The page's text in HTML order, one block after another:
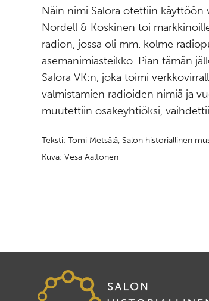
Näin nimi Salora otettiin käyttöön
Nordell & Koskinen toi
radion, jossa oli mm. kolme
asemanimiasteikko. Pian tämän
Salora VK:n, joka toimi
valmistamien radioiden nimiä ja
muutettiin osakeyhtiöksi,
Teksti: Tomi Metsälä, Salon historiallinen
Kuva: Vesa Aaltonen